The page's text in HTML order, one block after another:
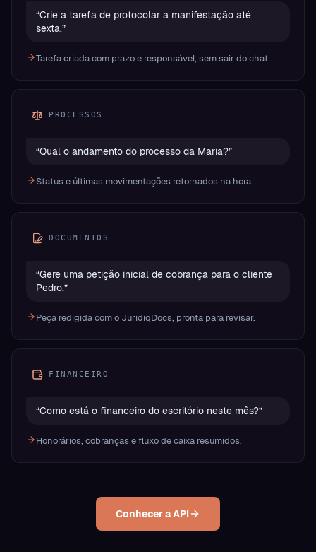
“Crie a tarefa de protocolar a manifestação até
sexta.”
Tarefa criada com prazo e responsável, sem sair do chat.
PROCESSOS
“Qual o andamento do processo da Maria?”
Status e últimas movimentações retornados na hora.
DOCUMENTOS
“Gere uma petição inicial de cobrança para o cliente
Pedro.”
Peça redigida com o JuridiqDocs, pronta para revisar.
FINANCEIRO
“Como está o financeiro do escritório neste mês?”
Honorários, cobranças e fluxo de caixa resumidos.
Conhecer a API